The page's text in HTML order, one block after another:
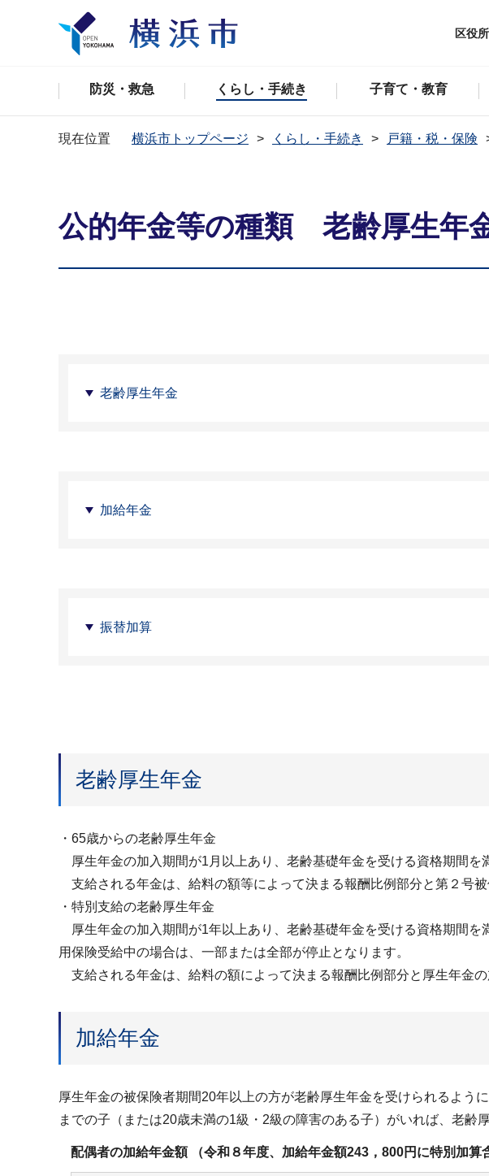
区役所
防災・救急 くらし・手続き 子育て・教育
現在位置 横浜市トップページ くらし・手続き 戸籍・税・保険
公的年金等の種類 老齢厚生年
老齢厚生年金
加給年金
振替加算
老齢厚生年金
・65歳からの老齢厚生年金
厚生年金の加入期間が1月以上あり、老齢基礎年金を受ける資格期間を
支給される年金は、給料の額等によって決まる報酬比例部分と第２号被
・特別支給の老齢厚生年金
厚生年金の加入期間が1年以上あり、老齢基礎年金を受ける資格期間
用保険受給中の場合は、一部または全部が停止となります。
支給される年金は、給料の額によって決まる報酬比例部分と厚生年金の
加給年金
厚生年金の被保険者期間20年以上の方が老齢厚生年金を受けられるよう
までの子（または20歳未満の1級・2級の障害のある子）がいれば、老齢
配偶者の加給年金額 （令和８年度、加給年金額243，800円に特別加算